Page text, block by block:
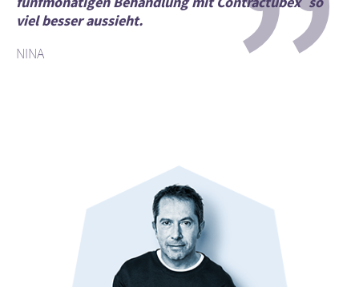
viel besser aussieht.
NINA
”